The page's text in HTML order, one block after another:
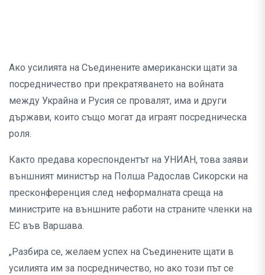
Ако усилията на Съединените американски щати за
посредничество при прекратяването на войната
между Украйна и Русия се провалят, има и други
държави, които също могат да играят посредническа
роля.
Както предава кореспондентът на УНИАН, това заяви
външният министър на Полша Радослав Сикорски на
пресконференция след неформалната среща на
министрите на външните работи на страните членки на
ЕС във Варшава.
„Разбира се, желаем успех на Съединените щати в
усилията им за посредничество, но ако този път се